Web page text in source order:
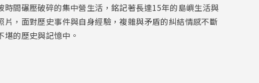
間碾壓破碎的集中營生活，銘記著長達15年的島嶼生活與
，面對歷史事件與自身經驗，複雜與矛盾的糾結情感不斷
的歷史與記憶中。